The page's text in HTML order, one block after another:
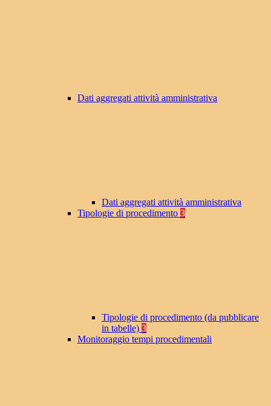
Dati aggregati attività amministrativa
Dati aggregati attività amministrativa
Tipologie di procedimento 3
Tipologie di procedimento (da pubblicare
in tabelle) 3
Monitoraggio tempi procedimentali